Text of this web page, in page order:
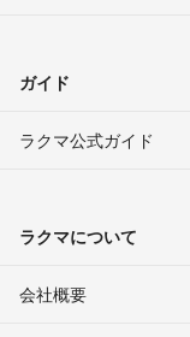
ガイド
ラクマ公式ガイド
ラクマについて
会社概要